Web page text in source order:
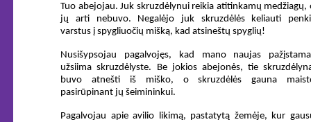
Tuo abejojau. Juk skruzdėlynui reikia atitinkamų medžiagų,
jų arti nebuvo. Negalėjo juk skruzdėlės keliauti
varstus į spygliuočių mišką, kad atsineštų spyglių!
Nusišypsojau pagalvojęs, kad mano naujas
užsiima skruzdėlyste. Be jokios abejonės, tie
buvo atnešti iš miško, o skruzdėlės gauna
pasirūpinant jų šeimininkui.
Pagalvojau apie avilio likimą, pastatytą žemėje, kur